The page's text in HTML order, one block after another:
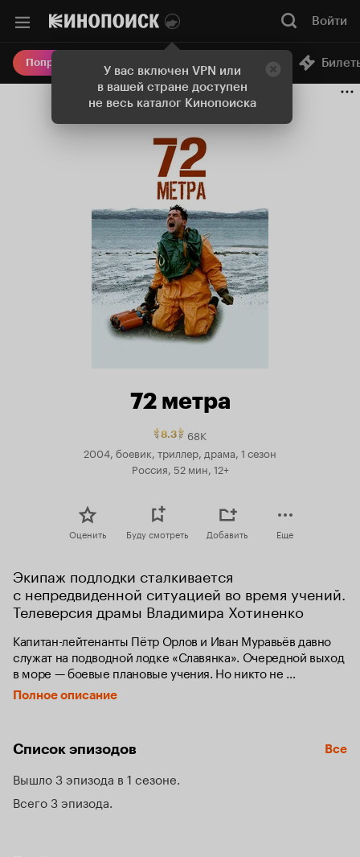
У вас включен VPN или
в вашей стране доступен
не весь каталог Кинопоиска
Войти
Попробовать Плюс Онлайн-кинотеатр
72 метра
8.3Рейтинг
топ
68K
2004, боевик, триллер, драма, 1 сезон
Россия, 52 мин, 12+
Оценить Буду смотреть Добавить Еще
Экипаж подлодки сталкивается
с непредвиденной ситуацией во время учений.
Телеверсия драмы Владимира Хотиненко
Капитан-лейтенанты Пётр Орлов и Иван Муравьёв давно
служат на подводной лодке «Славянка». Очередной выход
в море — боевые плановые учения. Но никто не
предполагает, что в этот раз случится катастрофа — волны
от учебных взрывов растревожат «спящую» со времён
Полное описание
Список эпизодов Все
Вышло 3 эпизода в 1 сезоне
Всего 3 эпизода